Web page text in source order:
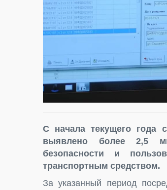
С начала текущего года
выявлено более 2,5
безопасности и
транспортным средством.
За указанный период